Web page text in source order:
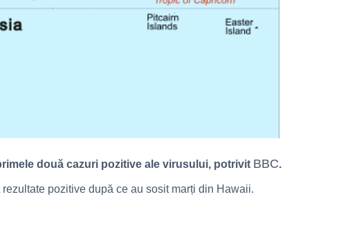
două cazuri pozitive ale virusului, potrivit BBC.
pozitive după ce au sosit marți din Hawaii.